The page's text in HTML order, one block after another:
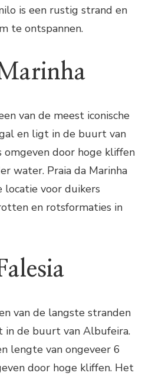
is een rustig strand en
te ontspannen.
van de meest iconische
en ligt in de buurt van
omgeven door hoge kliffen
water. Praia da Marinha
locatie voor duikers
en rotsformaties in
van de langste stranden
in de buurt van Albufeira.
lengte van ongeveer 6
door hoge kliffen. Het